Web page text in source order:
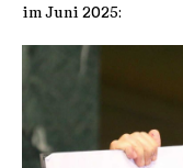
im Juni 2025: